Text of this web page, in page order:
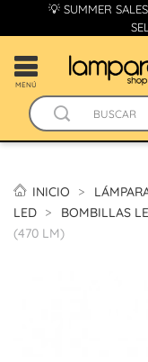
💡 SUMMER
MENÚ
INICIO
LED
BOMBILLAS
(470 LM)